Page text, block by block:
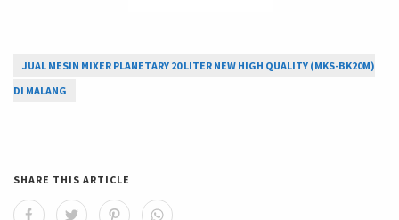
JUAL MESIN MIXER PLANETARY 20 LITER NEW HIGH QUALITY (MKS-BK20M)
DI MALANG
SHARE THIS ARTICLE